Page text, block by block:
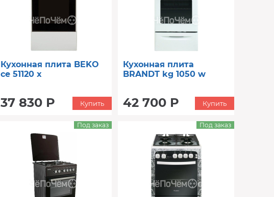
Кухонная плита BEKO
ce 51120 x
37 830 Р Купить
Кухонная плита
BRANDT kg 1050 w
42 700 Р Купить
Под заказ Под заказ